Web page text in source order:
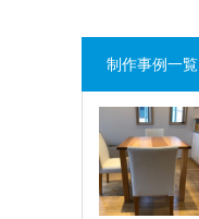
制作事例一覧